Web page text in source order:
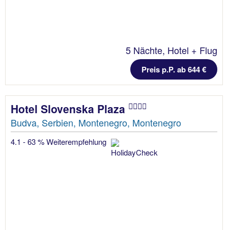
5 Nächte, Hotel + Flug
Preis p.P. ab 644 €
Hotel Slovenska Plaza
Budva, Serbien, Montenegro, Montenegro
4.1 - 63 % Weiterempfehlung